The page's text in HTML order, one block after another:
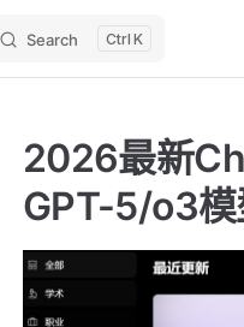
Search K
2026最新
GPT-5/o3模